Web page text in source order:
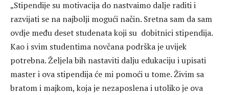
„Stipendije su motivacija do nastvaimo dalje raditi i
razvijati se na najbolji mogući način. Sretna sam da sam
ovdje među deset studenata koji su dobitnici stipendija.
Kao i svim studentima novčana podrška je uvijek
potrebna. Željela bih nastaviti dalju edukaciju i upisati
master i ova stipendija će mi pomoći u tome. Živim sa
bratom i majkom, koja je nezaposlena i utoliko je ova